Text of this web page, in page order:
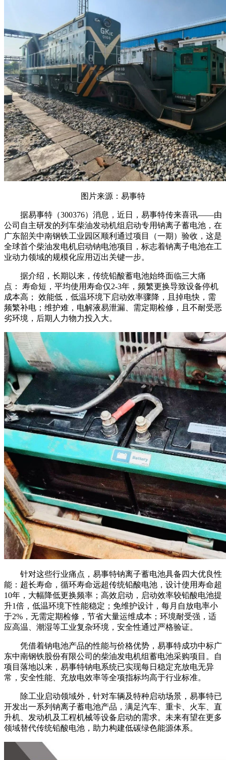
图片来源：易事特
据易事特（300376）消息，近日，易事特传来喜讯——由
公司自主研发的列车柴油发动机组启动专用钠离子蓄电池，在
广东韶关中南钢铁工业园区顺利通过项目（一期）验收，这是
全球首个柴油发电机启动钠电池项目，标志着钠离子电池在工
业动力领域的规模化应用迈出关键一步。
据介绍，长期以来，传统铅酸蓄电池始终面临三大痛
点： 寿命短，平均使用寿命仅2-3年，频繁更换导致设备停机
成本高； 效能低，低温环境下启动效率骤降，且掉电快，需
频繁补电；维护难，电解液易泄漏、需定期检修，且不耐受恶
劣环境，后期人力物力投入大。
针对这些行业痛点，易事特钠离子蓄电池具备四大优良性
能：超长寿命，循环寿命远超传统铅酸电池，设计使用寿命超
10年，大幅降低更换频率；高效启动，启动效率较铅酸电池提
升1倍，低温环境下性能稳定；免维护设计，每月自放电率小
于2%，无需定期检修，节省大量运维成本；环境耐受强，适
应高温、潮湿等工业复杂环境，安全性通过严格验证。
凭借着钠电池产品的性能与价格优势，易事特成功中标广
东中南钢铁股份有限公司的柴油发电机组蓄电池采购项目。自
项目落地以来，易事特钠电系统已实现每日稳定充放电无异
常，安全性能、充放电效率等全项指标均高于行业标准。
除工业启动领域外，针对车辆及特种启动场景，易事特已
开发出一系列钠离子蓄电池产品，满足汽车、重卡、火车、直
升机、发动机及工程机械等设备启动的需求。未来有望在更多
领域替代传统铅酸电池，助力构建低碳绿色能源体系。